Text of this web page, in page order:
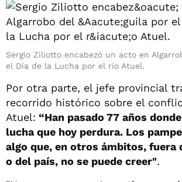
Sergio Ziliotto encabezó un acto en
el Día de la Lucha por el río Atuel.
Por otra parte, el jefe provincial
recorrido histórico sobre el
Atuel: “Han pasado 77 años
lucha que hoy perdura. Los
algo que, en otros ámbitos, fuera
o del país, no se puede creer".